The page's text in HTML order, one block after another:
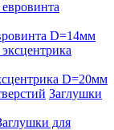
D=14мм
D=20мм
Заглушки
для